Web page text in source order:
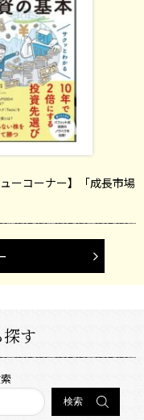
ーコーナー】「成長市場
す